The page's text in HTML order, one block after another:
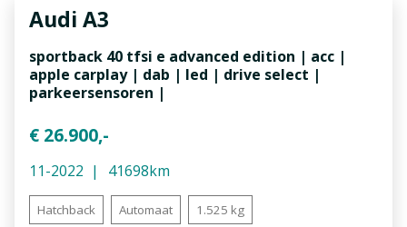
Audi A3
sportback 40 tfsi e advanced edition | acc |
apple carplay | dab | led | drive select |
parkeersensoren |
€ 26.900,-
11-2022 41698km
Hatchback Automaat 1.525 kg